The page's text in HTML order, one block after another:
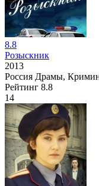
8.8
Розыскник
2013
Россия Драмы,
Рейтинг 8.8
14